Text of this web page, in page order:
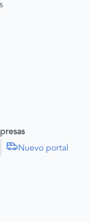
Nuevo portal